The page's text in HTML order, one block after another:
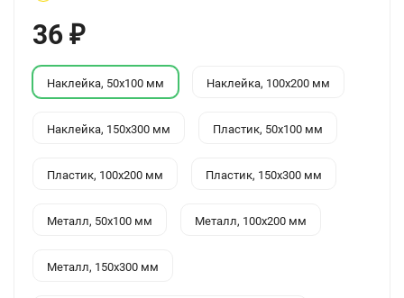
36 ₽
Наклейка, 50x100 мм Наклейка, 100x200 мм
Наклейка, 150x300 мм Пластик, 50x100 мм
Пластик, 100x200 мм Пластик, 150x300 мм
Металл, 50x100 мм Металл, 100x200 мм
Металл, 150x300 мм